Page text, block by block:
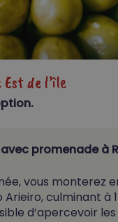
de l’île
promenade à
vous monterez
Arieiro, culminant à
d’apercevoir